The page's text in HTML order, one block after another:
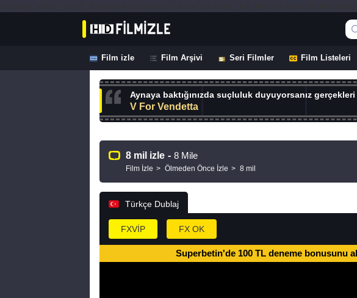
Film izle Film Arşivi Seri Filmler Film Listeleri
Aynaya baktığınızda suçluluk duyuyorsanız
V For Vendetta
8 mil izle - 8 Mile
Film İzle Ölmeden Önce İzle 8 mil
Türkçe Dublaj
FXVİP FX OK
Superbetin'de 100 TL deneme bonusunu